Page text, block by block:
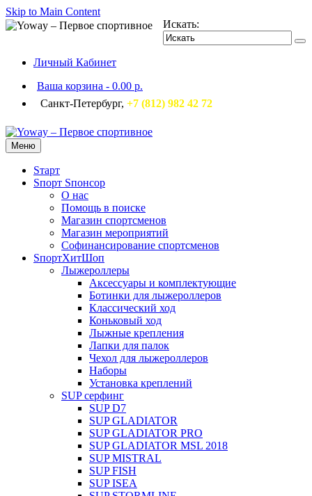
Skip to Main Content
Искать:
Личный Кабинет
Ваша корзина - 0.00 р.
Санкт-Петербург, +7 (812) 982 42 72
Меню
Sтарт
Sпорт Sпонсор
О нас
Помощь в поиске
Магазин спортсменов
Магазин мероприятий
Софинансирование спортсменов
SпортХитШоп
Лыжероллеры
Аксессуары и комплектующие
Ботинки для лыжероллеров
Классический ход
Коньковый ход
Лыжные крепления
Лапки для палок
Чехол для лыжероллеров
Наборы
Установка креплений
SUP серфинг
SUP D7
SUP GLADIATOR
SUP GLADIATOR PRO
SUP GLADIATOR MSL 2018
SUP MISTRAL
SUP FISH
SUP ISEA